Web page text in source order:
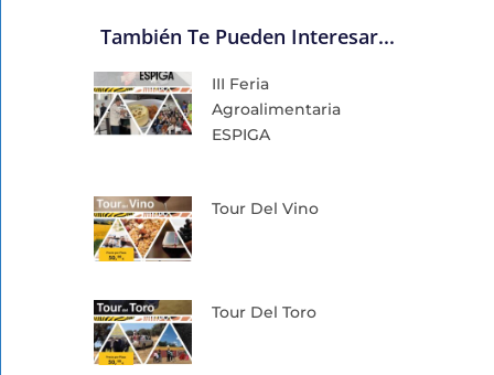
También Te Pueden Interesar...
III Feria
Agroalimentaria
ESPIGA
Tour Del Vino
Tour Del Toro